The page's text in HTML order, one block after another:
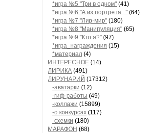
*игра №5 "Три в одном" (41)
*игра №6 "А из портрета..." (64)
*игра №7 "Лир-мир" (180)
*игра №8 "Манипуляция" (65)
*игра №9 "Кто я?" (97)
*игра_награждения (15)
*материал (4)
ИНТЕРЕСНОЕ (14)
ЛИРИКА (491)
ЛИРУНАРИЙ (17312)
-аватарки (12)
-гиф-работы (49)
-коллажи (15899)
-о конкурсах (117)
-схемки (180)
МАРАФОН (68)